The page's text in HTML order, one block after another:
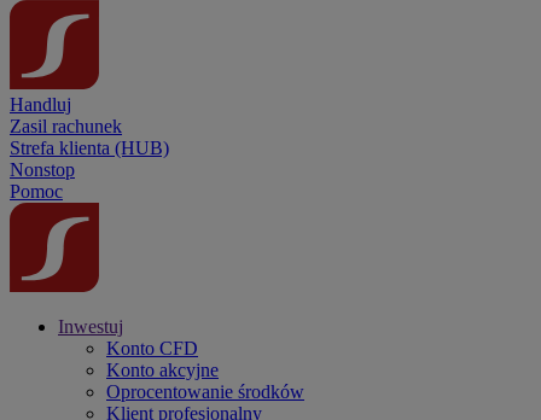
Handluj
Zasil rachunek
Strefa klienta (HUB)
Nonstop
Pomoc
Inwestuj
Konto CFD
Konto akcyjne
Oprocentowanie środków
Klient profesjonalny